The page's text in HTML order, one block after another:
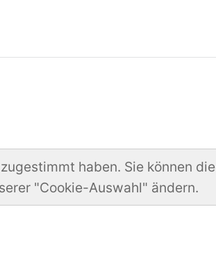
haben. Sie können die
"Cookie-Auswahl" ändern.